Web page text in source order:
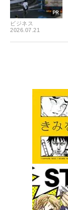
ビジネス
2026.07.21